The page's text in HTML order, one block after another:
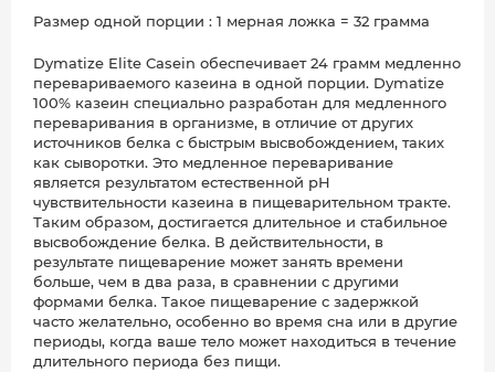
Размер одной порции : 1 мерная ложка = 32 грамма
Dymatize Elite Casein обеспечивает 24 грамм медленно
перевариваемого казеина в одной порции. Dymatize
100% казеин специально разработан для медленного
переваривания в организме, в отличие от других
источников белка с быстрым высвобождением, таких
как сыворотки. Это медленное переваривание
является результатом естественной рН
чувствительности казеина в пищеварительном тракте.
Таким образом, достигается длительное и стабильное
высвобождение белка. В действительности, в
результате пищеварение может занять времени
больше, чем в два раза, в сравнении с другими
формами белка. Такое пищеварение с задержкой
часто желательно, особенно во время сна или в другие
периоды, когда ваше тело может находиться в течение
длительного периода без пищи.